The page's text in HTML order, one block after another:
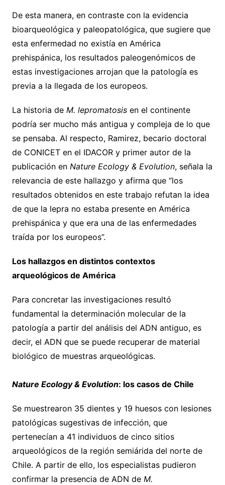
De esta manera, en contraste con la evidencia
bioarqueológica y paleopatológica, que sugiere que
esta enfermedad no existía en América
prehispánica, los resultados paleogenómicos de
estas investigaciones arrojan que la patología es
previa a la llegada de los europeos.
La historia de M. lepromatosisen el continente
podría ser mucho más antigua y compleja de lo que
se pensaba. Al respecto, Ramirez, becario doctoral
de CONICET en el IDACOR y primer autor de la
publicación en Nature Ecology & Evolution, señala la
relevancia de este hallazgo y afirma que “los
resultados obtenidos en este trabajo refutan la idea
de que la lepra no estaba presente en América
prehispánica y que era una de las enfermedades
traída por los europeos”.
Los hallazgos en distintos contextos
arqueológicos de América
Para concretar las investigaciones resultó
fundamental la determinación molecular de la
patología a partir del análisis del ADN antiguo, es
decir, el ADN que se puede recuperar de material
biológico de muestras arqueológicas.
Nature Ecology & Evolution: los casos de Chile
Se muestrearon 35 dientes y 19 huesos con lesiones
patológicas sugestivas de infección, que
pertenecían a 41 individuos de cinco sitios
arqueológicos de la región semiárida del norte de
Chile. A partir de ello, los especialistas pudieron
confirmar la presencia de ADN de M.